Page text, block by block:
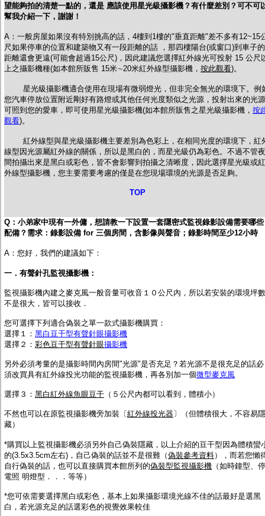
望能夠拍的清楚一點的，還是 應該使用星光級攝影機？有什麼差別？可不可
幫我介紹一下，謝謝！
A：一般房屋如果沒有特別挑高的話，4樓到1樓的"垂直距離"差不多有12~15
尺如果停車的位置和建築物又有一段距離的話 ，那四樓陽台(或窗口)到車子的
距離還會更遠(可能會超過15公尺)，因此建議您選擇紅外線光可投射 15 公尺
上之攝影機種(如本館所販售 15米∼20米紅外線型攝影機， 按此觀看)。
星光級攝影機適合使用在現場有微弱燈光，但非完全無光的環境下。例
您汽車停放位置附近剛好有路燈或其他任何光度類似之光源，投射出來的光源
可照到您的愛車，即可使用星光級攝影機(如本館所販售之星光級攝影機， 按
觀看)。
紅外線型與星光級攝影機主要差別為色彩上，在相同光度的環境下，紅
線型因光源屬紅外線的關係，所以是黑白的，而星光級仍為彩色。不過不管夜
間拍攝出來是黑白或彩色，皆不會影響到拍攝之清晰度，因此選擇星光級或紅
外線型攝影機，您主要需要考慮的僅是在您現場環境的光源是否足夠。
TOP
Q： 小弟家中現有一外傭，想請教一下設置一套隱密式監視錄影設備需要哪些
配備？需求：錄影設備 for 三個房間，含影像與聲音；錄影時間至少12小時
A：您好，我們的建議如下：
一．有聲針孔監視攝影機：
監視攝影機內建之麥克風一般音量可收音１０公尺內，所以若安裝的環境坪數
不是很大，皆可以接收．
您可選擇下列適合偽裝之單一款式攝影機購買：
選擇１： 黑白豆干型有聲針眼攝影機
選擇２： 彩色豆干型有聲針眼攝影機
另外必須考量的是攝影時間內房間"光源"是否充足？若光源不是很充足的話必
須改買具有紅外線投光功能的監視攝影機，再各別加一個微型麥克風
選擇３： 黑白紅外線魚眼豆干 （５公尺內都可以看到，體積小）
不然也可以在原監視攝影機旁加裝〔紅外線投光器〕（但體積很大，不容易隱
藏）
*購買以上監視攝影機必須另外自己偽裝隱藏，以上介紹的豆干型因為體積蠻
的(3.5x3.5cm左右)，自己偽裝的話並不是很難（偽裝參考資料），而若您懶
自行偽裝的話，也可以直接購買本館所列的偽裝型監視攝影機 （如時鐘型、停
電照 明燈型．．．等等）
*您可依需要選擇黑白或彩色，基本上如果攝影環境光線不佳的話最好是選黑
白，若光源充足的話選彩色的視覺效果較佳